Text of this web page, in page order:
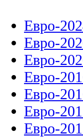
Евро-
Евро-
Евро-
Евро-
Евро-
Евро-
Евро-